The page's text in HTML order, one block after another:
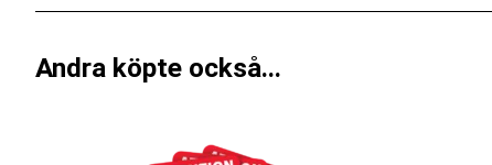
Andra köpte också...